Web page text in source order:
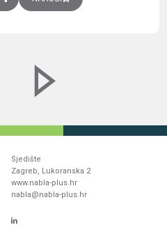
Sjedište
Zagreb, Lukoranska 2
www.nabla-plus.hr
nabla@nabla-plus.hr